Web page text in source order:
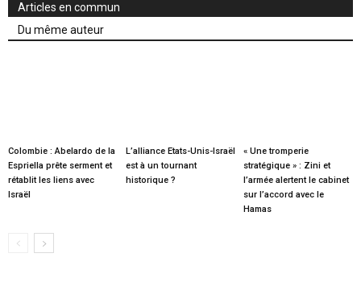
Articles en commun
Du même auteur
Colombie : Abelardo de la
Espriella prête serment et
rétablit les liens avec
Israël
L’alliance Etats-Unis-Israël
est à un tournant
historique ?
« Une tromperie
stratégique » : Zini et
l’armée alertent le cabinet
sur l’accord avec le
Hamas